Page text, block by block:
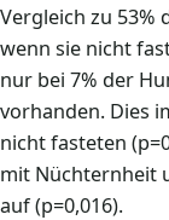
Vergleich zu 53%
wenn sie nicht
nur bei 7% der
vorhanden. Dies
nicht fasteten
mit Nüchternheit
auf (p=0,016).